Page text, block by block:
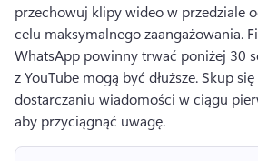
przechowuj klipy wideo w przedziale
celu maksymalnego zaangażowania.
WhatsApp powinny trwać poniżej 30
z YouTube mogą być dłuższe. Skup
dostarczaniu wiadomości w ciągu
aby przyciągnąć uwagę.